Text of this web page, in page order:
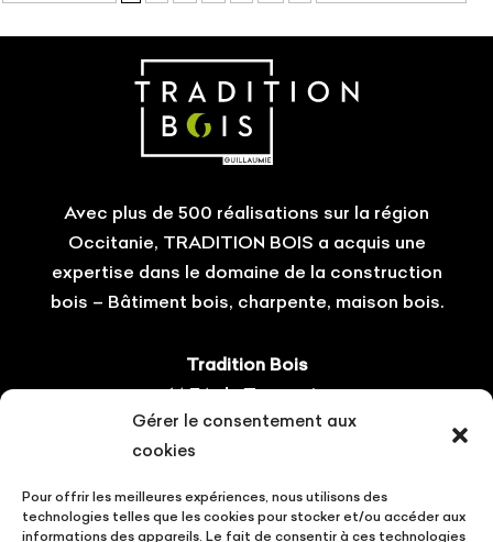
Gérer le consentement aux
cookies
Pour offrir les meilleures expériences, nous utilisons des
technologies telles que les cookies pour stocker et/ou accéder aux
informations des appareils. Le fait de consentir à ces technologies
Avec plus de 500 réalisations sur la région
Occitanie, TRADITION BOIS a acquis une
expertise dans le domaine de la construction
bois – Bâtiment bois, charpente, maison bois.
Tradition Bois
14 ZA du Tourneris
31470 Bonrepos-sur-Aussonnelle
Tel : 05.61.08.60.54
Suivez-nous !